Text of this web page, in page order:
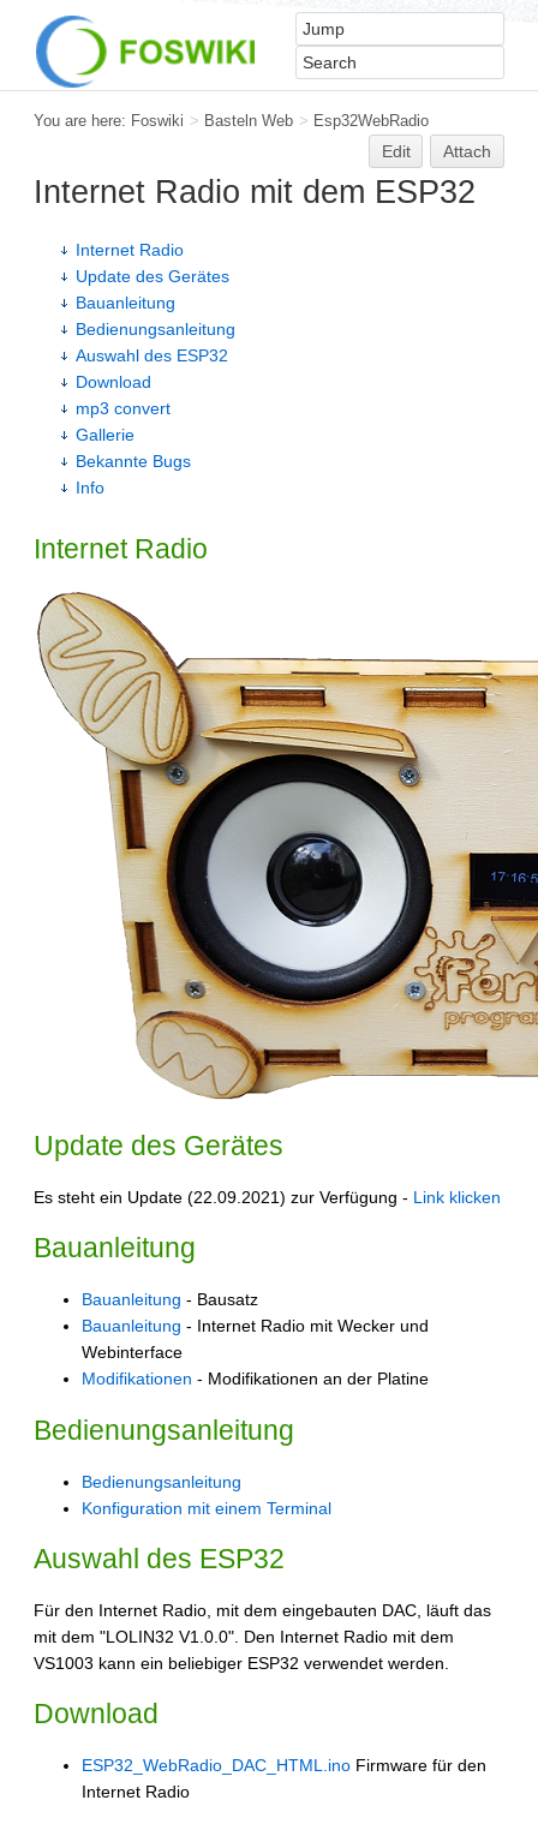
You are here: Foswiki > Basteln Web > Esp32WebRadio
Edit Attach
Internet Radio mit dem ESP32
Internet Radio
Update des Gerätes
Bauanleitung
Bedienungsanleitung
Auswahl des ESP32
Download
mp3 convert
Gallerie
Bekannte Bugs
Info
Internet Radio
Update des Gerätes
Es steht ein Update (22.09.2021) zur Verfügung - Link klicken
Bauanleitung
Bauanleitung - Bausatz
Bauanleitung - Internet Radio mit Wecker und
Webinterface
Modifikationen - Modifikationen an der Platine
Bedienungsanleitung
Bedienungsanleitung
Konfiguration mit einem Terminal
Auswahl des ESP32
Für den Internet Radio, mit dem eingebauten DAC, läuft das
mit dem "LOLIN32 V1.0.0". Den Internet Radio mit dem
VS1003 kann ein beliebiger ESP32 verwendet werden.
Download
ESP32_WebRadio_DAC_HTML.ino Firmware für den
Internet Radio